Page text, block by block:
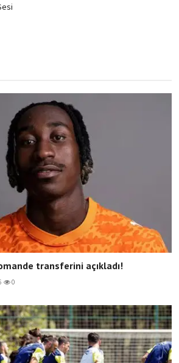
transferini açıkladı!
0